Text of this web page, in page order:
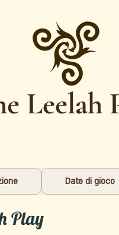
Leelah
Date di gioco